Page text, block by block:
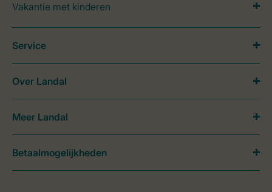
Vakantie met kinderen
Service
Over Landal
Meer Landal
Betaalmogelijkheden